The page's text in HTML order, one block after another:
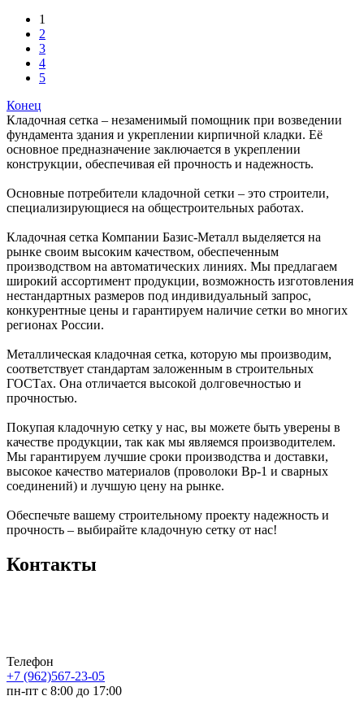
1
2
3
4
5
Конец
Кладочная сетка – незаменимый помощник при возведении
фундамента здания и укреплении кирпичной кладки. Её
основное предназначение заключается в укреплении
конструкции, обеспечивая ей прочность и надежность.
Основные потребители кладочной сетки – это строители,
специализирующиеся на общестроительных работах.
Кладочная сетка Компании Базис-Металл выделяется на
рынке своим высоким качеством, обеспеченным
производством на автоматических линиях. Мы предлагаем
широкий ассортимент продукции, возможность изготовления
нестандартных размеров под индивидуальный запрос,
конкурентные цены и гарантируем наличие сетки во многих
регионах России.
Металлическая кладочная сетка, которую мы производим,
соответствует стандартам заложенным в строительных
ГОСТах. Она отличается высокой долговечностью и
прочностью.
Покупая кладочную сетку у нас, вы можете быть уверены в
качестве продукции, так как мы являемся производителем.
Мы гарантируем лучшие сроки производства и доставки,
высокое качество материалов (проволоки Вр-1 и сварных
соединений) и лучшую цену на рынке.
Обеспечьте вашему строительному проекту надежность и
прочность – выбирайте кладочную сетку от нас!
Контакты
Телефон
+7 (962)567-23-05
пн-пт с 8:00 до 17:00